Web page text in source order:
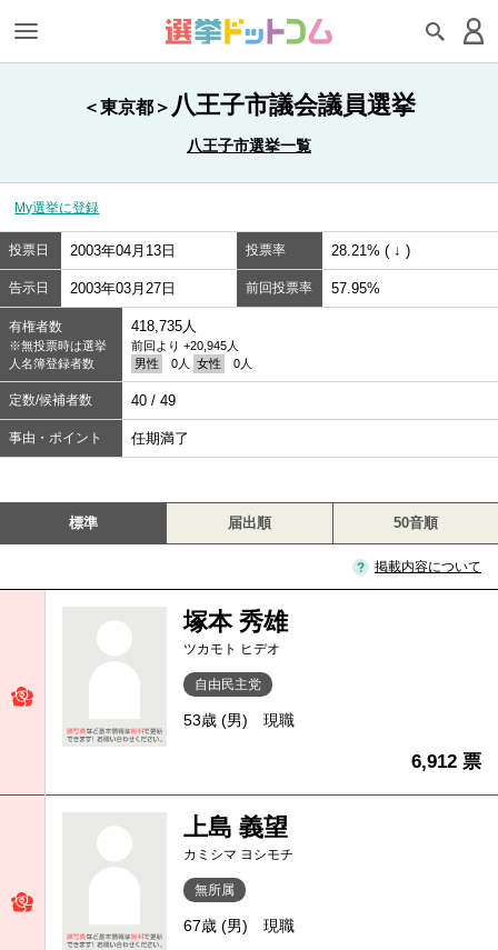
＜東京都＞ 八王子市議会議員選挙
八王子市選挙一覧
My選挙に登録
投票日 2003年04月13日 投票率 28.21% ( ↓ )
告示日 2003年03月27日 前回投票率 57.95%
有権者数
※無投票時は選挙
人名簿登録者数
418,735人
前回より +20,945人
男性
0人 女性 0人
定数/候補者数 40 / 49
事由・ポイント 任期満了
標準 届出順 50音順
掲載内容について
塚本 秀雄
ツカモト ヒデオ
自由民主党
53歳 (男) 現職
6,912 票
上島 義望
カミシマ ヨシモチ
無所属
67歳 (男) 現職